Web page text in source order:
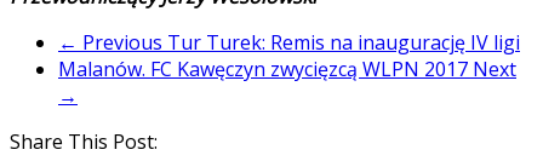
← Previous Tur Turek: Remis na inaugurację IV ligi
Malanów. FC Kawęczyn zwycięzcą WLPN 2017 Next
→
Share This Post: